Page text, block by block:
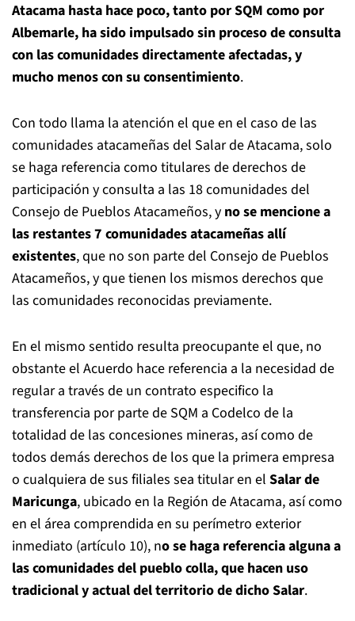
Atacama hasta hace poco, tanto por SQM como por
Albemarle, ha sido impulsado sin proceso de consulta
con las comunidades directamente afectadas, y
mucho menos con su consentimiento.
Con todo llama la atención el que en el caso de las
comunidades atacameñas del Salar de Atacama, solo
se haga referencia como titulares de derechos de
participación y consulta a las 18 comunidades del
Consejo de Pueblos Atacameños, y no se mencione a
las restantes 7 comunidades atacameñas allí
existentes, que no son parte del Consejo de Pueblos
Atacameños, y que tienen los mismos derechos que
las comunidades reconocidas previamente.
En el mismo sentido resulta preocupante el que, no
obstante el Acuerdo hace referencia a la necesidad de
regular a través de un contrato especifico la
transferencia por parte de SQM a Codelco de la
totalidad de las concesiones mineras, así como de
todos demás derechos de los que la primera empresa
o cualquiera de sus filiales sea titular en el Salar de
Maricunga, ubicado en la Región de Atacama, así como
en el área comprendida en su perímetro exterior
inmediato (artículo 10), no se haga referencia alguna a
las comunidades del pueblo colla, que hacen uso
tradicional y actual del territorio de dicho Salar.